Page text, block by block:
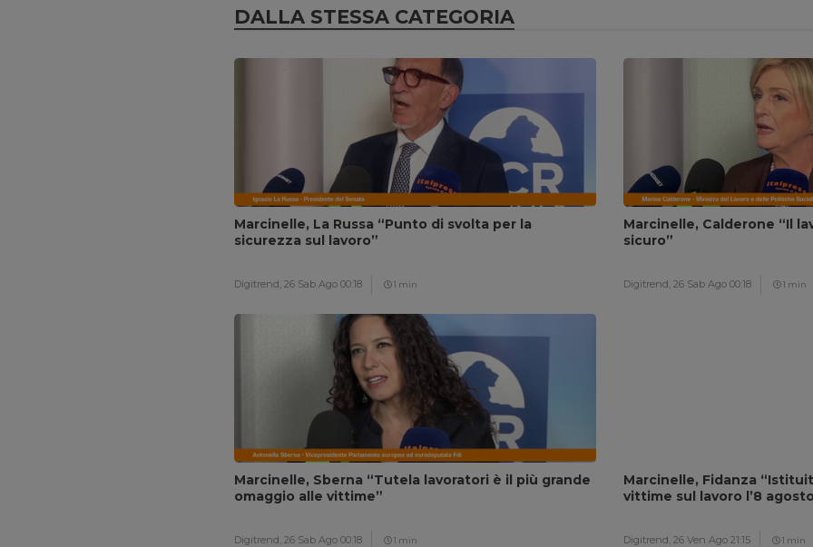
DALLA STESSA CATEGORIA
Marcinelle, La Russa “Punto di svolta per la
sicurezza sul lavoro”
Digitrend, 26 Sab Ago 00:18 1 min
Marcinelle, Calderone “Il
sicuro”
Digitrend, 26 Sab Ago 00:18 1 min
Marcinelle, Sberna “Tutela lavoratori è il più grande
omaggio alle vittime”
Digitrend, 26 Sab Ago 00:18 1 min
Marcinelle, Fidanza
vittime sul lavoro l’8
Digitrend, 26 Ven Ago 21:15 1 min